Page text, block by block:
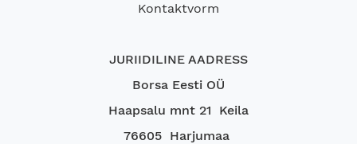
Kontaktvorm
JURIIDILINE AADRESS
Borsa Eesti OÜ
Haapsalu mnt 21 Keila
76605 Harjumaa